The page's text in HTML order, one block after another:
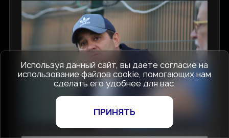
Используя данный сайт, вы даете согласие на
использование файлов cookie, помогающих нам
сделать его удобнее для вас.
ПРИНЯТЬ